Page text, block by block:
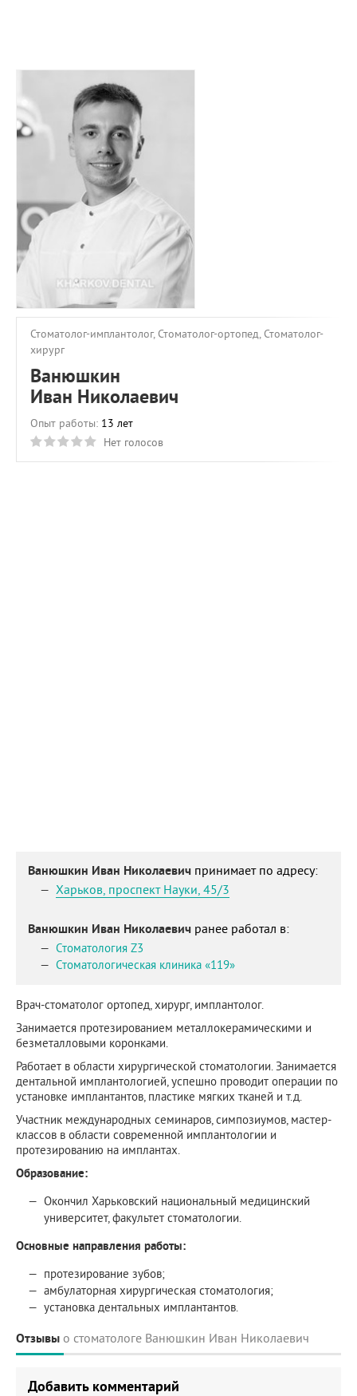
О ПРОЕКТЕ
ОБРАТНАЯ СВЯЗЬ
Стоматолог-имплантолог, Стоматолог-ортопед, Стоматолог-
хирург
Ванюшкин
Иван Николаевич
Опыт работы: 13 лет
Нет голосов
Ванюшкин Иван Николаевич принимает по адресу:
Харьков, проспект Науки, 45/3
Ванюшкин Иван Николаевич ранее работал в:
Стоматология Z3
Стоматологическая клиника «119»
Врач-стоматолог ортопед, хирург, имплантолог.
Занимается протезированием металлокерамическими и
безметалловыми коронками.
Работает в области хирургической стоматологии. Занимается
дентальной имплантологией, успешно проводит операции по
установке имплантантов, пластике мягких тканей и т.д.
Участник международных семинаров, симпозиумов, мастер-
классов в области современной имплантологии и
протезированию на имплантах.
Образование:
Окончил Харьковский национальный медицинский
университет, факультет стоматологии.
Основные направления работы:
протезирование зубов;
амбулаторная хирургическая стоматология;
установка дентальных имплантантов.
Отзывы о стоматологе Ванюшкин Иван Николаевич
Добавить комментарий